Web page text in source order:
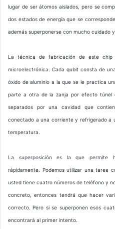
lugar de ser átomos aislados, pero se
dos estados de energía que se
además superponerse con mucho cuidado
La técnica de fabricación de este chip
microelectrónica. Cada qubit consta de
óxido de aluminio a la que se le practica
parte a otra de la zanja por efecto túnel
separados por una cavidad que
conectado a una corriente y refrigerado a
temperatura.
La superposición es la que permite
rápidamente. Podemos utilizar una tarea
usted tiene cuatro números de teléfono y
concreto, entonces tendrá que hacer
correcto. Pero si se superponen esos
encontrará al primer intento.